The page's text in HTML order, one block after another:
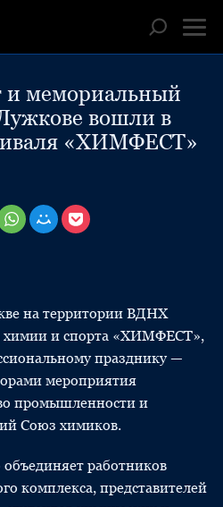
и мемориальный
вошли в
«ХИМФЕСТ»
на территории ВДНХ
химии и спорта «ХИМФЕСТ»,
празднику —
мероприятия
промышленности и
Союз химиков.
работников
комплекса, представителей